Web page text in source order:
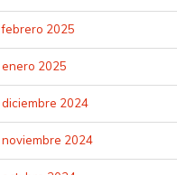
febrero 2025
enero 2025
diciembre 2024
noviembre 2024